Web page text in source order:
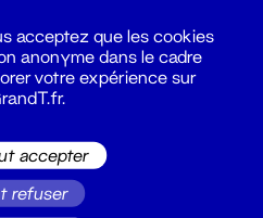
acceptez que les cookies
anonyme dans le cadre
votre expérience sur
accepter
refuser